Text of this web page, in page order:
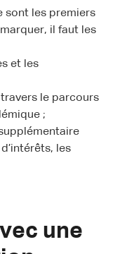
sont les premiers
il faut les
et les
le parcours
;
les
une